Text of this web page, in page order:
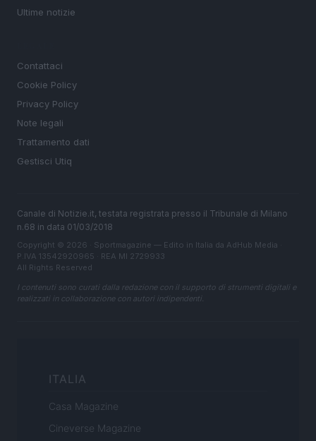
Ultime notizie
Contattaci
Cookie Policy
Privacy Policy
Note legali
Trattamento dati
Gestisci Utiq
Canale di Notizie.it, testata registrata presso il Tribunale di Milano
n.68 in data 01/03/2018
Copyright © 2026 · Sportmagazine — Edito in Italia da AdHub Media
P.IVA 13542920965 · REA MI 2729933
All Rights Reserved
I contenuti sono curati dalla redazione con il supporto di strumenti digitali e
realizzati in collaborazione con autori indipendenti.
ITALIA
Casa Magazine
Cineverse Magazine